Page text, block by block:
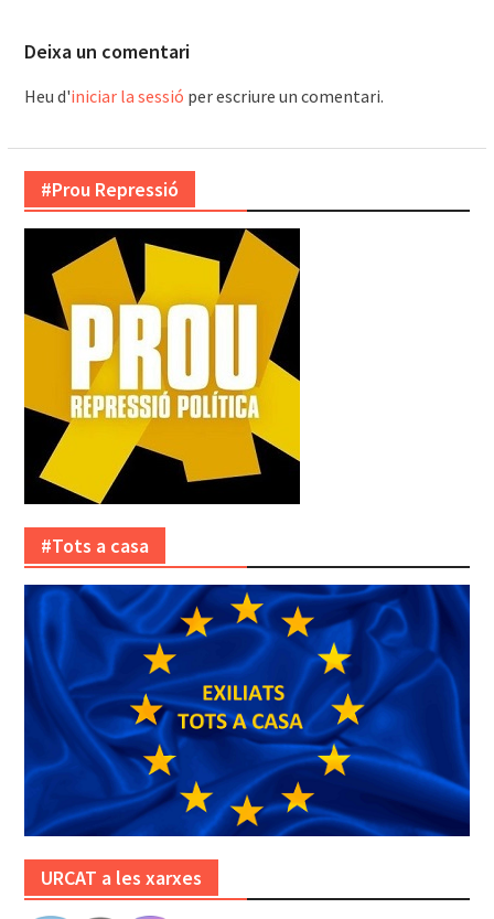
Deixa un comentari
Heu d'iniciar la sessió per escriure un comentari.
#Prou Repressió
#Tots a casa
URCAT a les xarxes